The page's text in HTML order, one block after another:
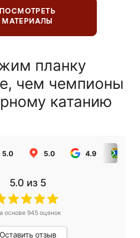
ПОСМОТРЕТЬ
МАТЕРИАЛЫ
планку
чем чемпионы
катанию
5.0 5.0 4.9
5.0 из 5
основе 945оценок
Оставить отзыв